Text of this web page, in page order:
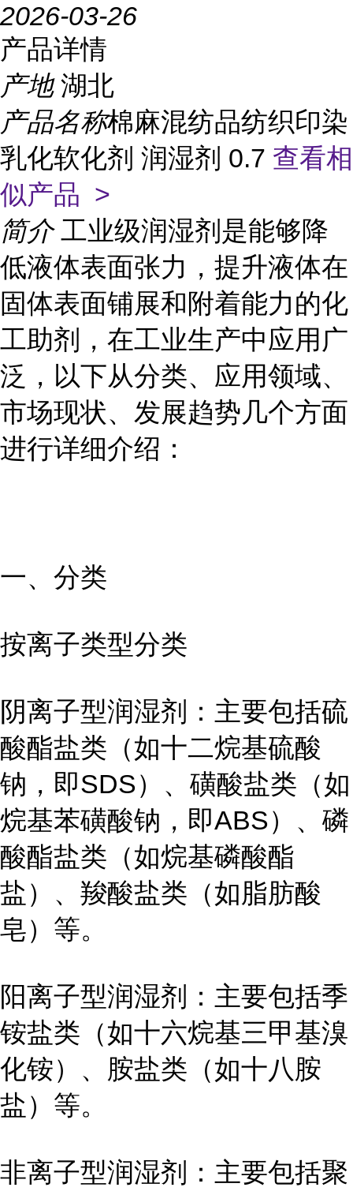
2026-03-26
产品详情
产地 湖北
产品名称棉麻混纺品纺织印染
乳化软化剂 润湿剂 0.7 查看相
似产品 >
简介 工业级润湿剂是能够降
低液体表面张力，提升液体在
固体表面铺展和附着能力的化
工助剂，在工业生产中应用广
泛，以下从分类、应用领域、
市场现状、发展趋势几个方面
进行详细介绍：
一、分类
按离子类型分类
阴离子型润湿剂：主要包括硫
酸酯盐类（如十二烷基硫酸
钠，即SDS）、磺酸盐类（如
烷基苯磺酸钠，即ABS）、磷
酸酯盐类（如烷基磷酸酯
盐）、羧酸盐类（如脂肪酸
皂）等。
阳离子型润湿剂：主要包括季
铵盐类（如十六烷基三甲基溴
化铵）、胺盐类（如十八胺
盐）等。
非离子型润湿剂：主要包括聚